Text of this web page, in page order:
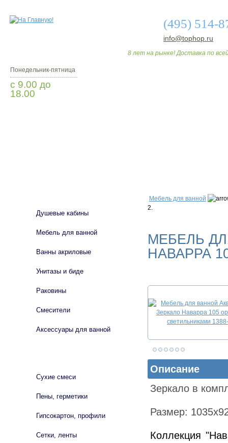
(495) 514-
info@tophop.ru
8 лет на рынке! Доставка по
Понедельник-пятница
с 9.00 до
18.00
Мебель для ванной
2.
МЕБЕЛЬ
НАВАРРА
Описание
Зеркало в
Размер:
Коллекция
Душевые кабины
Мебель для ванной
Ванны акриловые
Унитазы и биде
Раковины
Смесители
Аксессуары для ванной
Сухие смеси
Пены, герметики
Гипсокартон, профили
Сетки, ленты